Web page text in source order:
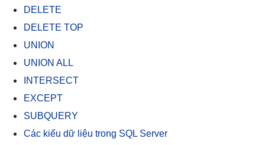
DELETE
DELETE TOP
UNION
UNION ALL
INTERSECT
EXCEPT
SUBQUERY
Các kiểu dữ liệu trong SQL Server